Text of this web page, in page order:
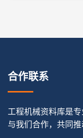
合作联系
工程机械资料库是
与我们合作，共同推